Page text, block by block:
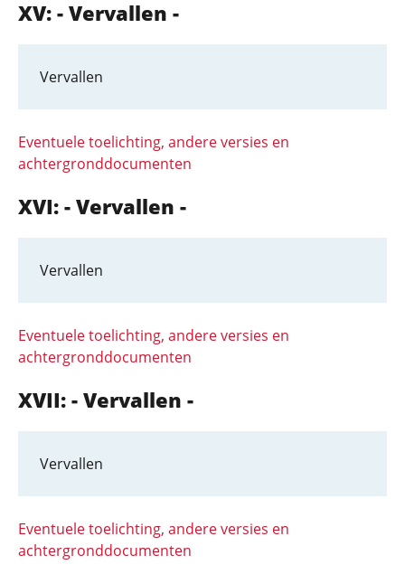
XV: - Vervallen -
Vervallen
Eventuele toelichting, andere versies en
achtergronddocumenten
XVI: - Vervallen -
Vervallen
Eventuele toelichting, andere versies en
achtergronddocumenten
XVII: - Vervallen -
Vervallen
Eventuele toelichting, andere versies en
achtergronddocumenten